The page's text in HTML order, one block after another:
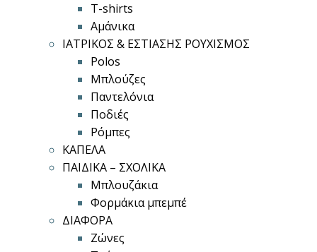
T-shirts
Αμάνικα
ΙΑΤΡΙΚΟΣ & ΕΣΤΙΑΣΗΣ ΡΟΥΧΙΣΜΟΣ
Polos
Μπλούζες
Παντελόνια
Ποδιές
Ρόμπες
ΚΑΠΕΛΑ
ΠΑΙΔΙΚΑ – ΣΧΟΛΙΚΑ
Μπλουζάκια
Φορμάκια μπεμπέ
ΔΙΑΦΟΡΑ
Ζώνες